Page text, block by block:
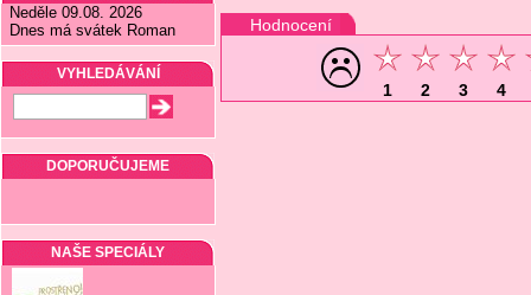
Neděle 09.08. 2026
Dnes má svátek Roman
VYHLEDÁVÁNÍ
DOPORUČUJEME
NAŠE SPECIÁLY
Hodnocení
1 2 3 4